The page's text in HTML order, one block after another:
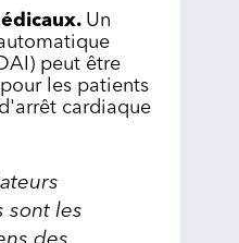
Un
peut être
les patients
cardiaque
sont les